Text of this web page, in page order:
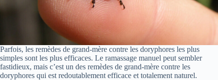
Parfois, les remèdes de grand-mère contre les doryphores les plus
simples sont les plus efficaces. Le ramassage manuel peut sembler
fastidieux, mais c’est un des remèdes de grand-mère contre les
doryphores qui est redoutablement efficace et totalement naturel.